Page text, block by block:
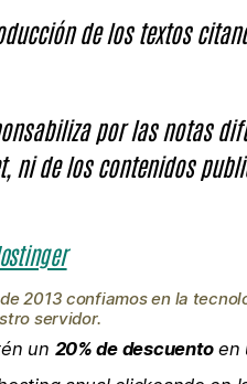
de los textos
por las notas
ni de los contenidos
2013 confiamos en la
servidor.
un 20% de descuentoen